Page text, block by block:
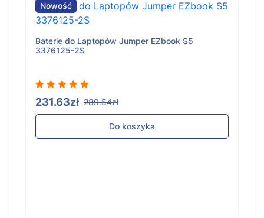
Nowość
Baterie do Laptopów Jumper EZbook S5
3376125-2S
231.63zł 289.54zł
Do koszyka